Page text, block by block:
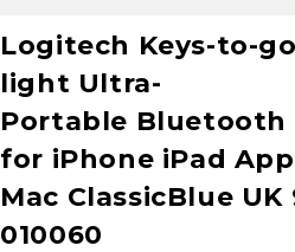
Logitech Keys-to-
light Ultra-
Portable Bluetooth
for iPhone iPad
Mac ClassicBlue UK
010060